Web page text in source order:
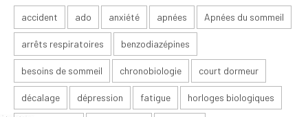
accident ado anxiété apnées Apnées du sommeil
arrêts respiratoires benzodiazépines
besoins de sommeil chronobiologie court dormeur
décalage dépression fatigue horloges biologiques